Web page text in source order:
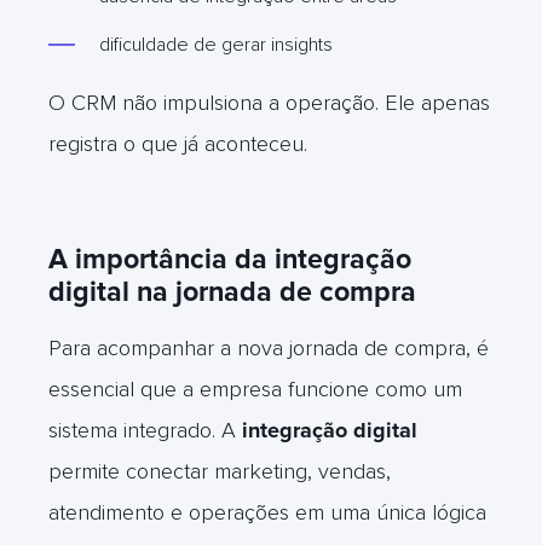
dificuldade de gerar insights
O CRM não impulsiona a operação. Ele apenas
registra o que já aconteceu.
A importância da integração
digital na jornada de compra
Para acompanhar a nova jornada de compra, é
essencial que a empresa funcione como um
sistema integrado. A integração digital
permite conectar marketing, vendas,
atendimento e operações em uma única lógica